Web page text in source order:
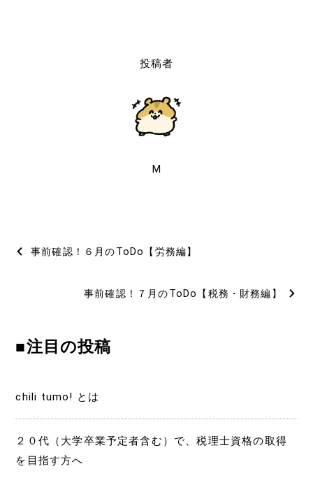
投稿者
M
投
ゲ
ョ
ン
事前確認！６月のToDo【労務編】
事前確認！７月のToDo【税務・財務編】
■注目の投稿
chili tumo! とは
２０代（大学卒業予定者含む）で、税理士資格の取得
を目指す方へ